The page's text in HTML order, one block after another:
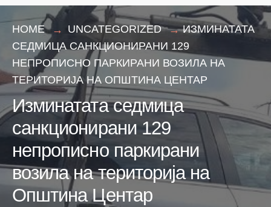
HOME UNCATEGORIZED
ИЗМИНАТАТА
СЕДМИЦА САНКЦИОНИРАНИ 129
НЕПРОПИСНО ПАРКИРАНИ ВОЗИЛА НА
ТЕРИТОРИЈА НА ОПШТИНА ЦЕНТАР
Изминатата седмица
санкционирани 129
непрописно паркирани
возила на територија на
Општина Центар